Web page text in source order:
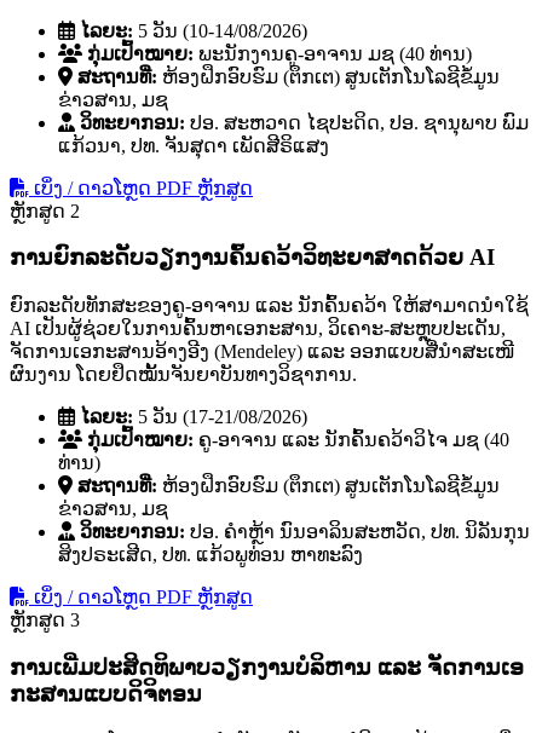
ໄລຍະ: 5 ວັນ (10-14/08/2026)
ກຸ່ມເປົ້າໝາຍ: ພະນັກງານຄູ-ອາຈານ ມຊ (40 ທ່ານ)
ສະຖານທີ່: ຫ້ອງຝຶກອົບຮົມ (ຕຶກເຕ) ສູນເຕັກໂນໂລຊີຂໍ້ມູນ
ຂ່າວສານ, ມຊ
ວິທະຍາກອນ: ປອ. ສະຫວາດ ໄຊປະດິດ, ປອ. ຊານຸພາບ ພົມ
ແກ້ວນາ, ປທ. ຈັນສຸດາ ເພັດສີຣິແສງ
ເບິ່ງ / ດາວໂຫຼດ PDF ຫຼັກສູດ
ຫຼັກສູດ 2
ການຍົກລະດັບວຽກງານຄົ້ນຄວ້າວິທະຍາສາດດ້ວຍ AI
ຍົກລະດັບທັກສະຂອງຄູ-ອາຈານ ແລະ ນັກຄົ້ນຄວ້າ ໃຫ້ສາມາດນໍາໃຊ້
AI ເປັນຜູ້ຊ່ວຍໃນການຄົ້ນຫາເອກະສານ, ວິເຄາະ-ສະຫຼຸບປະເດັນ,
ຈັດການເອກະສານອ້າງອີງ (Mendeley) ແລະ ອອກແບບສື່ນໍາສະເໜີ
ຜົນງານ ໂດຍຢຶດໝັ້ນຈັນຍາບັນທາງວິຊາການ.
ໄລຍະ: 5 ວັນ (17-21/08/2026)
ກຸ່ມເປົ້າໝາຍ: ຄູ-ອາຈານ ແລະ ນັກຄົ້ນຄວ້າວິໄຈ ມຊ (40
ທ່ານ)
ສະຖານທີ່: ຫ້ອງຝຶກອົບຮົມ (ຕຶກເຕ) ສູນເຕັກໂນໂລຊີຂໍ້ມູນ
ຂ່າວສານ, ມຊ
ວິທະຍາກອນ: ປອ. ຄໍາຫຼ້າ ນົນອາລິນສະຫວັດ, ປທ. ນິລັນກຸນ
ສິງປຣະເສີດ, ປທ. ແກ້ວພູທ່ອນ ຫາທະລົງ
ເບິ່ງ / ດາວໂຫຼດ PDF ຫຼັກສູດ
ຫຼັກສູດ 3
ການເພີ່ມປະສິດທິພາບວຽກງານບໍລິຫານ ແລະ ຈັດການເອ
ກະສານແບບດິຈິຕອນ